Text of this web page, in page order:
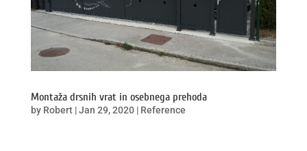
Montaža drsnih vrat in osebnega prehoda
by Robert|Jan 29, 2020| Reference